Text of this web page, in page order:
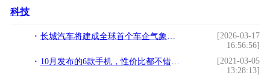
科技
长城汽车将建成全球首个车企气象模拟隧道
[2026-03-17
16:56:56]
10月发布的6款手机，性价比都不错，你更期待哪款？!
[2021-03-05
13:28:13]